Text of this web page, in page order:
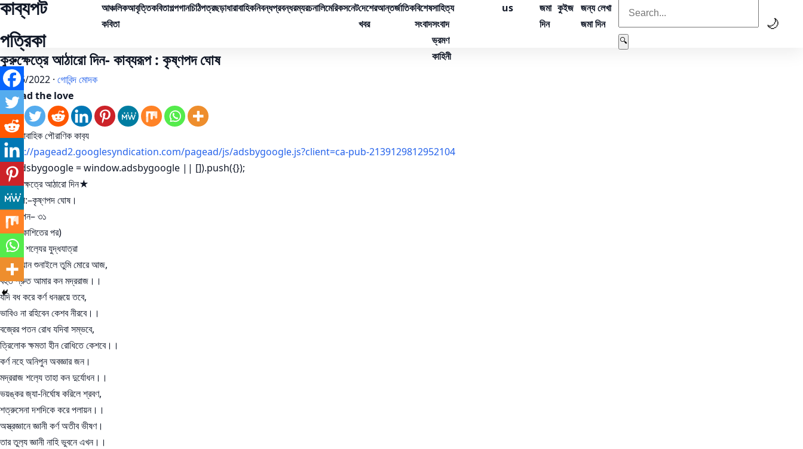
কাব্যপট
পত্রিকা
আঞ্চলিক
কবিতা
আবৃত্তিকবিতাগল্পগানচিঠিপত্রছড়াধারাবাহিকনিবন্ধপ্রবন্ধরম্যরচনালিমেরিকসনেটদেশের
খবর
আন্তর্জাতিকবিশেষ
সংবাদ
সাহিত্য
সংবাদ
ভ্রমণ
কাহিনী
us
জমা
দিন
কুইজ জন্য লেখা
জমা দিন
🔍
🌙
কুরুক্ষেত্রে আঠারো দিন- কাব্যরূপ : কৃষ্ণপদ ঘোষ
05/06/2022 · গোবিন্দ মোদক
Spread the love
ধারাবাহিক পৌরাণিক কাব‍্য
https://pagead2.googlesyndication.com/pagead/js/adsbygoogle.js?client=ca-pub-2139129812952104
(adsbygoogle = window.adsbygoogle || []).push({});
★কুরুক্ষেত্রে আঠারো দিন★
কাব‍্যরূপ:–কৃষ্ণপদ ঘোষ।
উপস্থাপন– ৩১
(পূর্ব প্রকাশিতের পর)
৯। কর্ণ শল‍্যের যুদ্ধযাত্রা
যে আখ‍্যান শুনাইলে তুমি মোরে আজ,
বহুত শ্রুত আমার কন মদ্ররাজ।।
যদি বধ করে কর্ণ ধনঞ্জয়ে তবে,
ভাবিও না রহিবেন কেশব নীরবে।।
বজ্রের পতন রোধ যদিবা সম্ভবে,
ত্রিলোক ক্ষমতা হীন রোধিতে কেশবে।।
কর্ণ নহে অনিপুন অবজ্ঞার জন।
মদ্ররাজ শল‍্যে তাহা কন দুর্যোধন।।
ভয়ঙ্কর জ‍্যা-নির্ঘোষ করিলে শ্রবণ,
শত্রুসেনা দশদিকে করে পলায়ন।।
অস্ত্রজ্ঞানে জ্ঞানী কর্ণ অতীব ভীষণ।
তার তুল‍্য জ্ঞানী নাহি ভুবনে এখন।।